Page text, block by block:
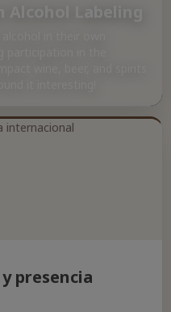
Alcohol Labeling
presencia